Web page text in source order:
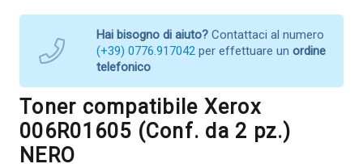
Hai bisogno di aiuto? Contattaci al numero
(+39) 0776.917042 per effettuare un ordine
telefonico
Toner compatibile Xerox
006R01605 (Conf. da 2 pz.)
NERO